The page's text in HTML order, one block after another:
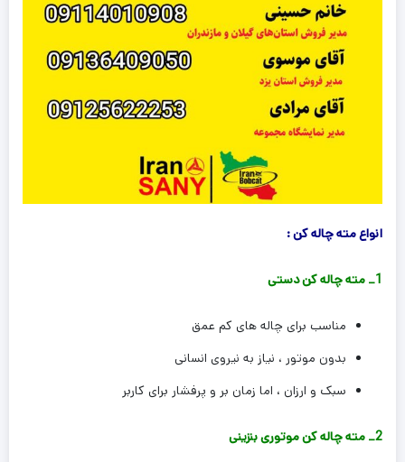
انواع مته چاله کن :
1_ مته چاله کن دستی
مناسب برای چاله های کم عمق
بدون موتور ، نیاز به نیروی انسانی
سبک و ارزان ، اما زمان بر و پرفشار برای کاربر
2_ مته چاله کن موتوری بنزینی